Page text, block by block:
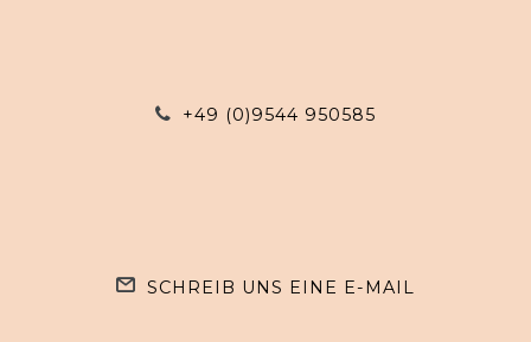
+49 (0)9544 950585
SCHREIB UNS EINE E-MAIL